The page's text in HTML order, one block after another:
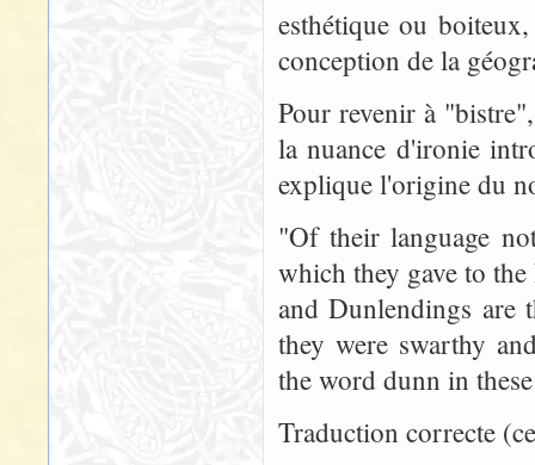
esthétique ou
conception de la
Pour revenir à
la nuance d'ironie
explique l'origine du
"Of their language
which they gave to
and Dunlendings are
they were swarthy
the word dunn in
Traduction correcte